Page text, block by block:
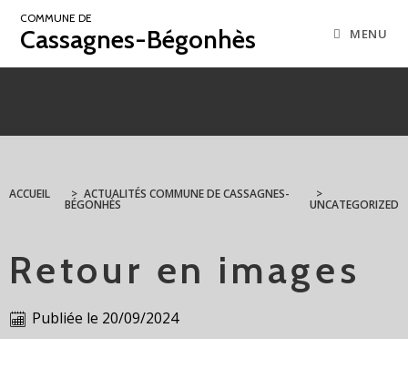
COMMUNE DE
Cassagnes-Bégonhès MENU
ACCUEIL > ACTUALITÉS COMMUNE DE CASSAGNES-
BÉGONHÈS
>
UNCATEGORIZED
Retour en images
Publiée le 20/09/2024